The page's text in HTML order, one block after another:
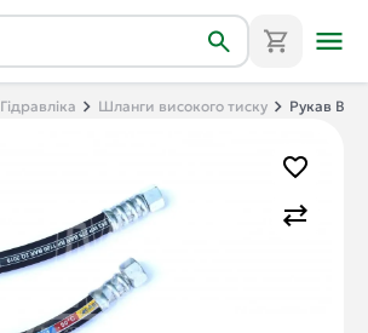
Гідравліка Шланги високого тиску Рукав ВТ